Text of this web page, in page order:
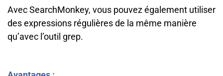
Avec SearchMonkey, vous pouvez également utiliser
des expressions régulières de la même manière
qu’avec l’outil grep.